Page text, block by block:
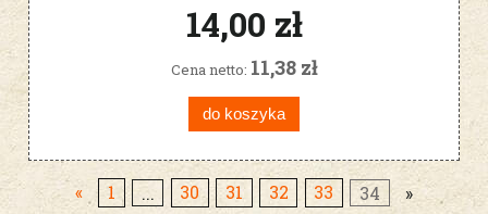
14,00 zł
Cena netto: 11,38 zł
do koszyka
« 1 ... 30 31 32 33 34 »